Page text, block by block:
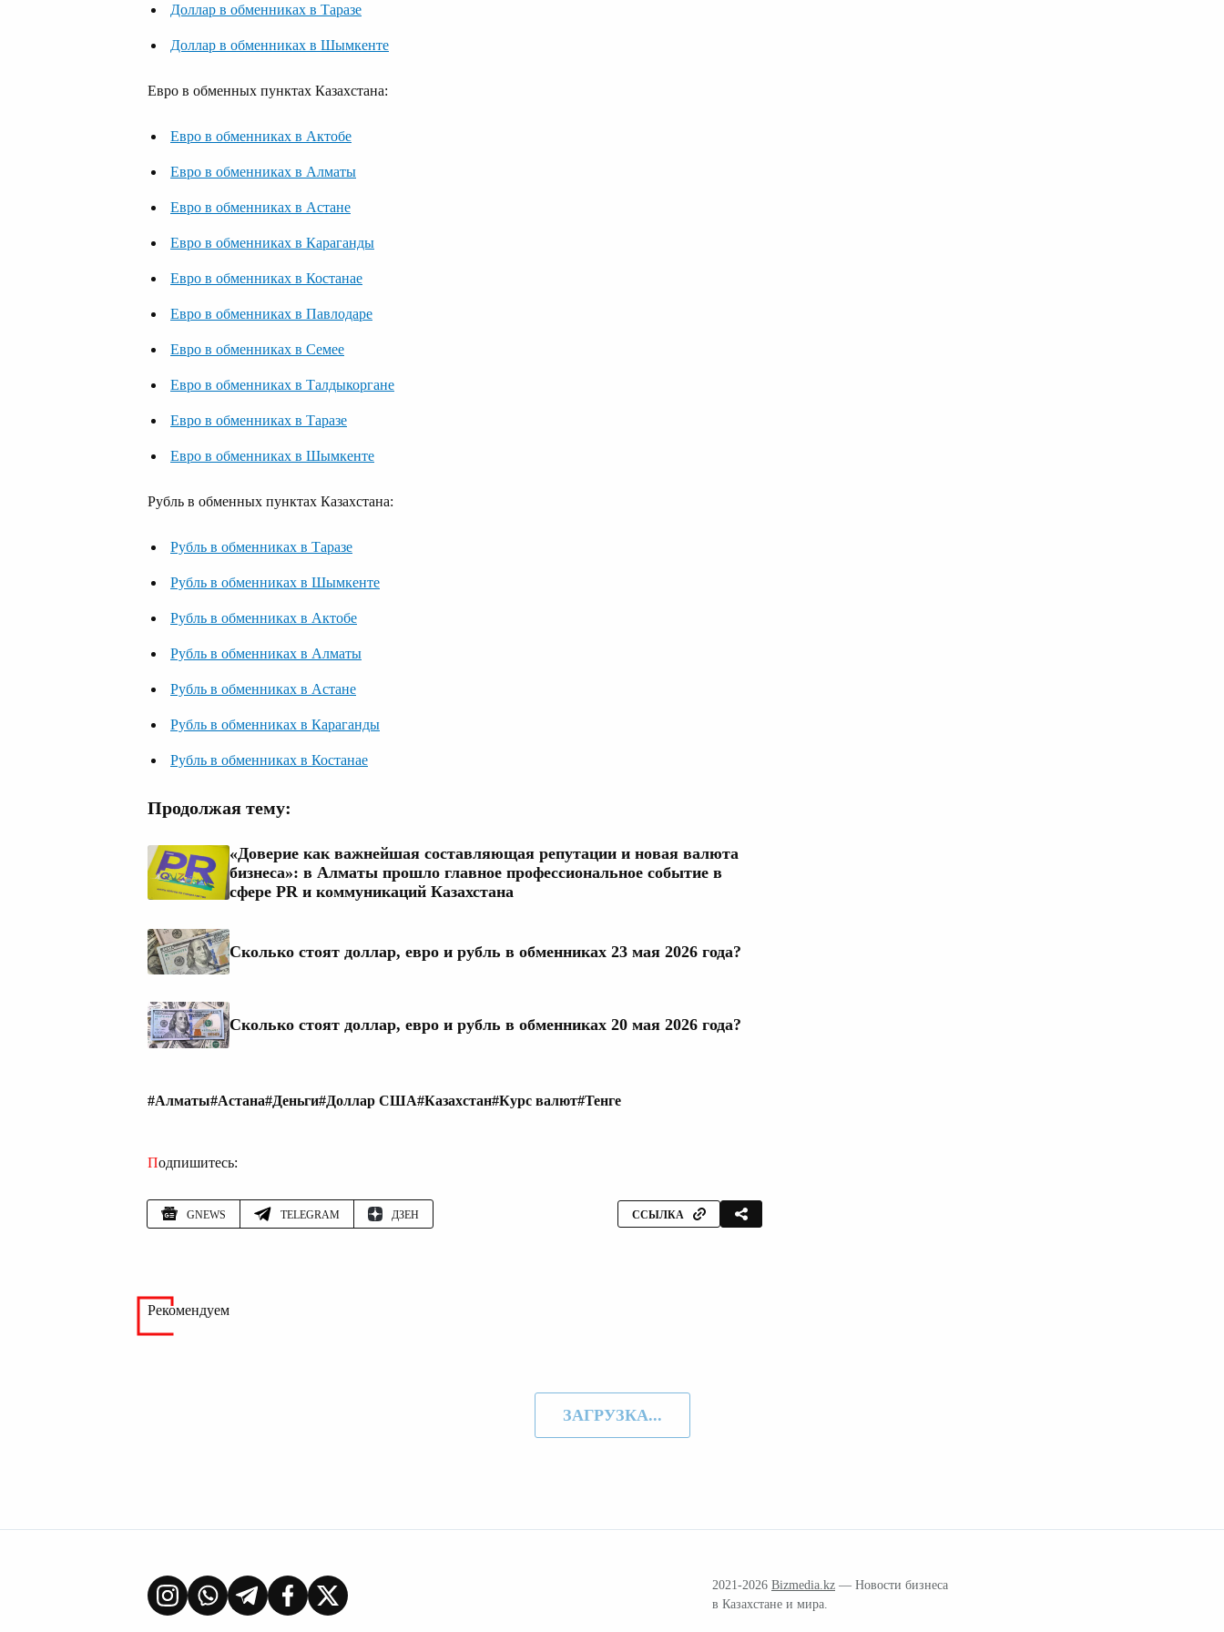
Доллар в обменниках в Таразе
Доллар в обменниках в Шымкенте
Евро в обменных пунктах Казахстана:
Евро в обменниках в Актобе
Евро в обменниках в Алматы
Евро в обменниках в Астане
Евро в обменниках в Караганды
Евро в обменниках в Костанае
Евро в обменниках в Павлодаре
Евро в обменниках в Семее
Евро в обменниках в Талдыкоргане
Евро в обменниках в Таразе
Евро в обменниках в Шымкенте
Рубль в обменных пунктах Казахстана:
Рубль в обменниках в Таразе
Рубль в обменниках в Шымкенте
Рубль в обменниках в Актобе
Рубль в обменниках в Алматы
Рубль в обменниках в Астане
Рубль в обменниках в Караганды
Рубль в обменниках в Костанае
Продолжая тему:
«Доверие как важнейшая составляющая репутации и новая валюта
бизнеса»: в Алматы прошло главное профессиональное событие в
сфере PR и коммуникаций Казахстана
Сколько стоят доллар, евро и рубль в обменниках 23 мая 2026 года?
Сколько стоят доллар, евро и рубль в обменниках 20 мая 2026 года?
#Алматы#Астана#Деньги#Доллар США#Казахстан#Курс валют#Тенге
Подпишитесь:
GNEWS TELEGRAM ДЗЕН ССЫЛКА
Рекомендуем
ЗАГРУЗКА...
2021-2026 Bizmedia.kz — Новости бизнеса
в Казахстане и мира.